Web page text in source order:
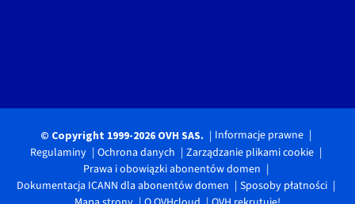
© Copyright 1999-2026 OVH SAS.
Informacje prawne
Regulaminy
Ochrona danych
Zarządzanie plikami cookie
Prawa i obowiązki abonentów domen
Dokumentacja ICANN dla abonentów domen
Sposoby płatności